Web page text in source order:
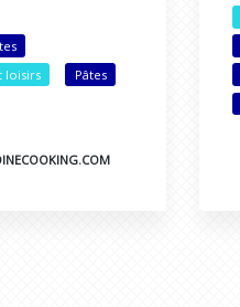
loisirs
Pâtes